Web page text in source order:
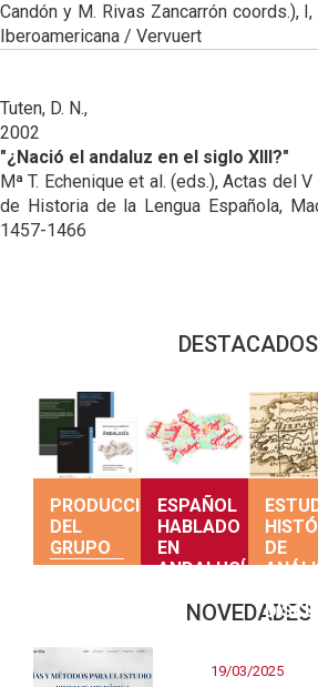
Candón y M. Rivas Zancarrón coords.),
Iberoamericana / Vervuert
Tuten, D. N.,
2002
"¿Nació el andaluz en el siglo XIII?"
Mª T. Echenique et al. (eds.), Actas del
de Historia de la Lengua Española,
1457-1466
DESTACADOS
PRODUCCIÓN
DEL
GRUPO
ESPAÑOL
HABLADO
EN
ANDALUCÍA
DE
NOVEDADES
19/03/2025